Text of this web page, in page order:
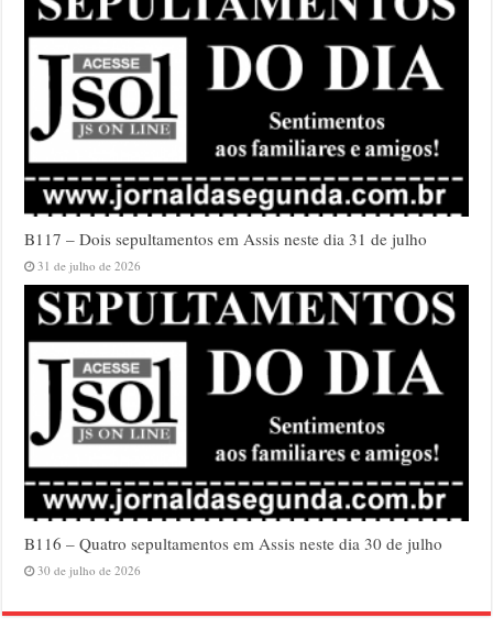
B117 – Dois sepultamentos em Assis neste dia 31 de julho
31 de julho de 2026
B116 – Quatro sepultamentos em Assis neste dia 30 de julho
30 de julho de 2026